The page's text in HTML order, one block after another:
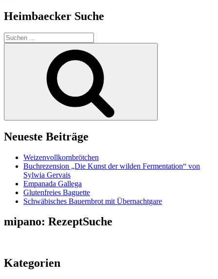
Heimbaecker Suche
Suchen
nach:
Neueste Beiträge
Weizenvollkornbrötchen
Buchrezension „Die Kunst der wilden Fermentation“ von
Sylwia Gervais
Empanada Gallega
Glutenfreies Baguette
Schwäbisches Bauernbrot mit Übernachtgare
mipano: RezeptSuche
Kategorien